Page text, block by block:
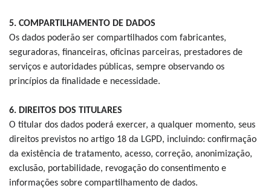
5. COMPARTILHAMENTO DE DADOS
Os dados poderão ser compartilhados com fabricantes,
seguradoras, financeiras, oficinas parceiras, prestadores de
serviços e autoridades públicas, sempre observando os
princípios da finalidade e necessidade.
6. DIREITOS DOS TITULARES
O titular dos dados poderá exercer, a qualquer momento, seus
direitos previstos no artigo 18 da LGPD, incluindo: confirmação
da existência de tratamento, acesso, correção, anonimização,
exclusão, portabilidade, revogação do consentimento e
informações sobre compartilhamento de dados.